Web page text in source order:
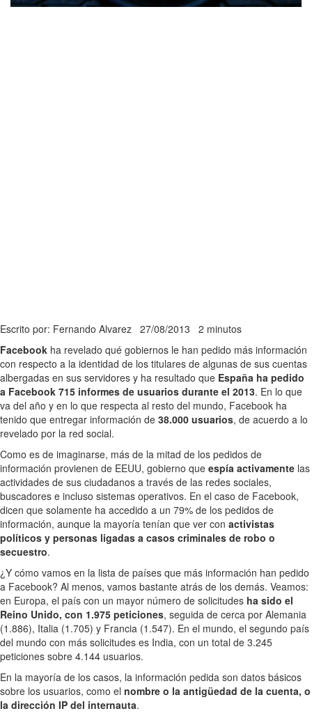
Escrito por: Fernando Alvarez 27/08/2013 2 minutos
Facebook ha revelado qué gobiernos le han pedido más información
con respecto a la identidad de los titulares de algunas de sus cuentas
albergadas en sus servidores y ha resultado que España ha pedido
a Facebook 715 informes de usuarios durante el 2013. En lo que
va del año y en lo que respecta al resto del mundo, Facebook ha
tenido que entregar información de 38.000 usuarios, de acuerdo a lo
revelado por la red social.
Como es de imaginarse, más de la mitad de los pedidos de
información provienen de EEUU, gobierno que espía activamente las
actividades de sus ciudadanos a través de las redes sociales,
buscadores e incluso sistemas operativos. En el caso de Facebook,
dicen que solamente ha accedido a un 79% de los pedidos de
información, aunque la mayoría tenían que ver con activistas
políticos y personas ligadas a casos criminales de robo o
secuestro.
¿Y cómo vamos en la lista de países que más información han pedido
a Facebook? Al menos, vamos bastante atrás de los demás. Veamos:
en Europa, el país con un mayor número de solicitudes ha sido el
Reino Unido, con 1.975 peticiones, seguida de cerca por Alemania
(1.886), Italia (1.705) y Francia (1.547). En el mundo, el segundo país
del mundo con más solicitudes es India, con un total de 3.245
peticiones sobre 4.144 usuarios.
En la mayoría de los casos, la información pedida son datos básicos
sobre los usuarios, como el nombre o la antigüedad de la cuenta, o
la dirección IP del internauta.